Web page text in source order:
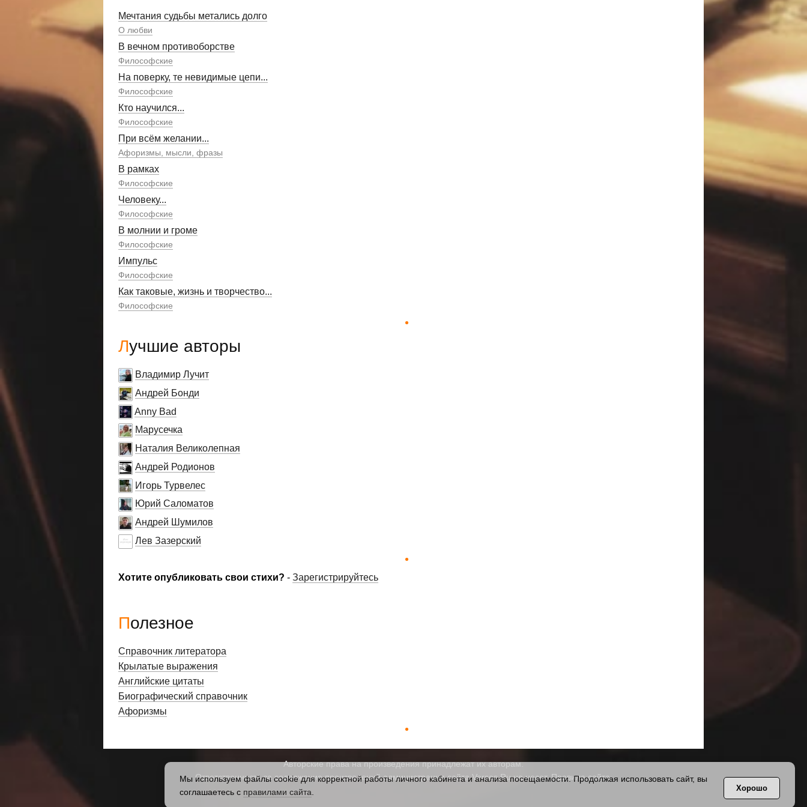
Мечтания судьбы метались долго
О любви
В вечном противоборстве
Философские
На поверку, те невидимые цепи...
Философские
Кто научился...
Философские
При всём желании...
Афоризмы, мысли, фразы
В рамках
Философские
Человеку...
Философские
В молнии и громе
Философские
Импульс
Философские
Как таковые, жизнь и творчество...
Философские
Лучшие авторы
Владимир Лучит
Андрей Бонди
Anny Bad
Марусечка
Наталия Великолепная
Андрей Родионов
Игорь Турвелес
Юрий Саломатов
Андрей Шумилов
Лев Зазерский
Хотите опубликовать свои стихи? - Зарегистрируйтесь
Полезное
Справочник литератора
Крылатые выражения
Английские цитаты
Биографический справочник
Афоризмы
Авторские права на произведения принадлежат их авторам.
Ответственность за содержание произведений администрация сайта Verses.Ru не несет.Правила сайта.
Мы используем файлы cookie для корректной работы личного кабинета и анализа посещаемости. Продолжая использовать сайт, вы
соглашаетесь с правилами сайта Хорошо